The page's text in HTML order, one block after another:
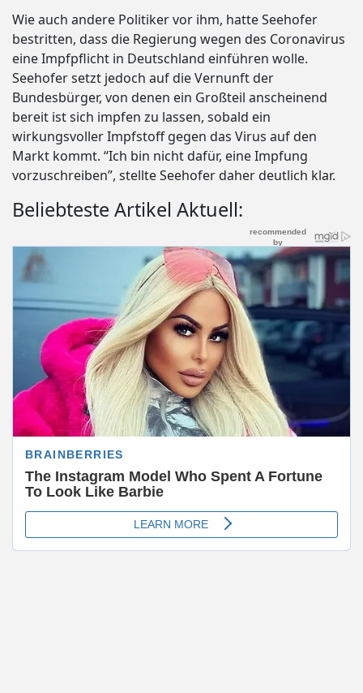
Wie auch andere Politiker vor ihm, hatte Seehofer
bestritten, dass die Regierung wegen des Coronavirus
eine Impfpflicht in Deutschland einführen wolle.
Seehofer setzt jedoch auf die Vernunft der
Bundesbürger, von denen ein Großteil anscheinend
bereit ist sich impfen zu lassen, sobald ein
wirkungsvoller Impfstoff gegen das Virus auf den
Markt kommt. “Ich bin nicht dafür, eine Impfung
vorzuschreiben”, stellte Seehofer daher deutlich klar.
Beliebteste Artikel Aktuell: